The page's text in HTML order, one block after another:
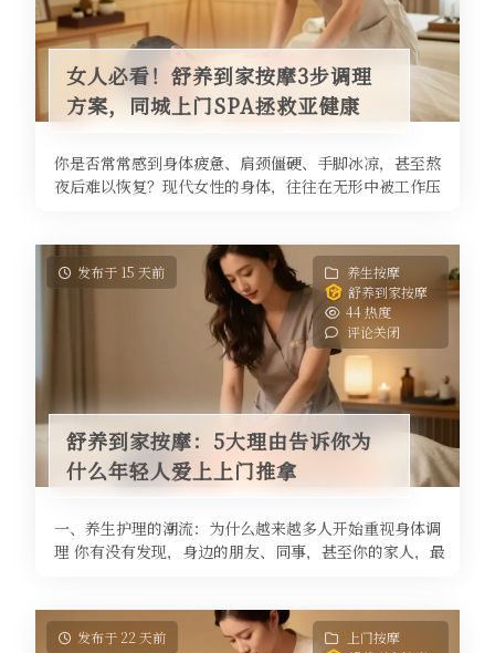
女人必看！舒养到家按摩3步调理
方案，同城上门SPA拯救亚健康
你是否常常感到身体疲惫、肩颈僵硬、手脚冰凉，甚至熬
夜后难以恢复？现代女性的身体，往往在无形中被工作压
发布于 15 天前
养生按摩
舒养到家按摩
44 热度
评论关闭
舒养到家按摩：5大理由告诉你为
什么年轻人爱上上门推拿
一、养生护理的潮流：为什么越来越多人开始重视身体调
理 你有没有发现，身边的朋友、同事，甚至你的家人，最
发布于 22 天前
上门按摩